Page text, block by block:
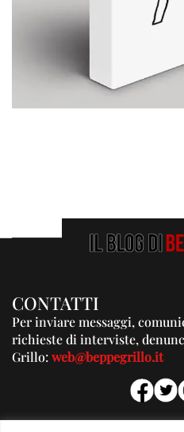
CONTATTI
Per inviare messaggi,
richieste di interviste,
Grillo:web@beppegrillo.it